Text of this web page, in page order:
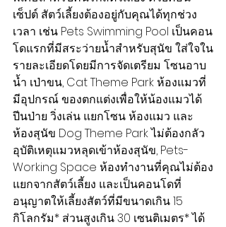
เซ็ปต์ สัตว์เลี้ยงต้องอยู่กับคุณได้ทุกช่วง
เวลา เช่น Pets Swimming Pool เป็นคอน
โดแรกที่มีสระว่ายน้ำสำหรับสุนัข ใส่ใจใน
รายละเอียดโดยมีการจัดเตรียม โซนอาบ
น้ำ เป่าขน, Cat Theme Park ห้องแมวที่
มีอุปกรณ์ ของตกแต่งเพื่อให้น้องแมวได้
ปีนป่าย วิ่งเล่น แยกโซน ห้องแมว และ
ห้องสุนัข Dog Theme Park ไม่ต้องกลัว
อุบัติเหตุแมวหลุดเข้าห้องสุนัข, Pets-
Working Space ห้องทำงานที่คุณไม่ต้อง
แยกจากสัตว์เลี้ยง และเป็นคอนโดที่
อนุญาตให้เลี้ยงสัตว์ที่มีขนาดเกิน 15
กิโลกรัม* ส่วนสูงเกิน 30 เซนติเมตร* ได้